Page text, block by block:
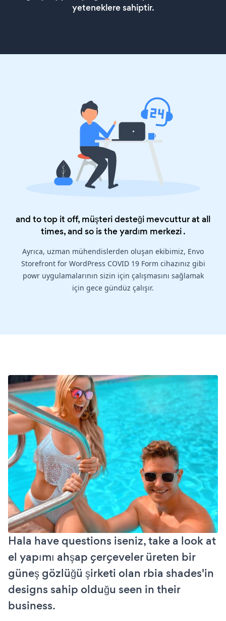
yeteneklere sahiptir.
and to top it off, müşteri desteği mevcuttur at all
times, and so is theyardım merkezi.
Ayrıca, uzman mühendislerden oluşan ekibimiz, Envo
Storefront for WordPress COVID 19 Form cihazınız gibi
powr uygulamalarının sizin için çalışmasını sağlamak
için gece gündüz çalışır.
Hala have questions iseniz, take a look at
el yapımı ahşap çerçeveler üreten bir
güneş gözlüğü şirketi olan rbia shades'in
designs sahip olduğu seen in their
business.